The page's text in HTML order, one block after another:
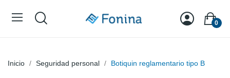
0
Inicio Seguridad personal Botiquin reglamentario tipo B